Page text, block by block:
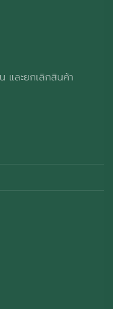
และยกเลิกสินค้า